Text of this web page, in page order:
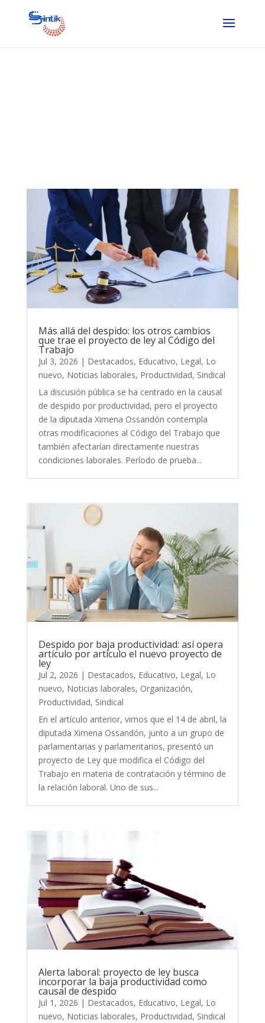
Más allá del despido: los otros cambios
que trae el proyecto de ley al Código del
Trabajo
Jul 3, 2026 | Destacados, Educativo, Legal, Lo
nuevo, Noticias laborales, Productividad, Sindical
La discusión pública se ha centrado en la causal
de despido por productividad, pero el proyecto
de la diputada Ximena Ossandón contempla
otras modificaciones al Código del Trabajo que
también afectarían directamente nuestras
condiciones laborales. Período de prueba...
Despido por baja productividad: así opera
artículo por artículo el nuevo proyecto de
ley
Jul 2, 2026 | Destacados, Educativo, Legal, Lo
nuevo, Noticias laborales, Organización,
Productividad, Sindical
En el artículo anterior, vimos que el 14 de abril, la
diputada Ximena Ossandón, junto a un grupo de
parlamentarias y parlamentarios, presentó un
proyecto de Ley que modifica el Código del
Trabajo en materia de contratación y término de
la relación laboral. Uno de sus...
Alerta laboral: proyecto de ley busca
incorporar la baja productividad como
causal de despido
Jul 1, 2026 | Destacados, Educativo, Legal, Lo
nuevo, Noticias laborales, Productividad, Sindical